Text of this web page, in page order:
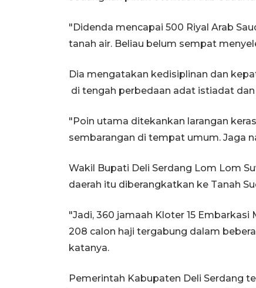
"Didenda mencapai 500 Riyal Arab
tanah air. Beliau belum sempat
Dia mengatakan kedisiplinan dan
di tengah perbedaan adat istiadat
"Poin utama ditekankan larangan
sembarangan di tempat umum. Jaga
Wakil Bupati Deli Serdang Lom Lom
daerah itu diberangkatkan ke Tanah
"Jadi, 360 jamaah Kloter 15
208 calon haji tergabung dalam
katanya.
Pemerintah Kabupaten Deli Serdang